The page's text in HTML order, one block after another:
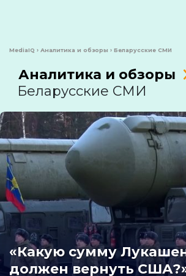
MediaIQ › Аналитика и обзоры › Беларусские СМИ
Аналитика и обзоры
Беларусские СМИ
«Какую сумму
должен вернуть